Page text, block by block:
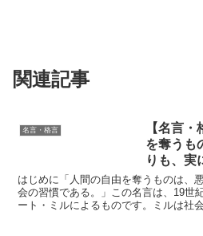
関連記事
名言・格言
【名言
を奪うも
りも、実
by ミル
訓
はじめに「人間の自由を奪うものは、
会の習慣である。」この名言は、19世
ート・ミルによるものです。ミルは社